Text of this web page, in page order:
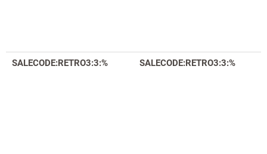
SALECODE:RETRO3:3:% SALECODE:RETRO3:3:%